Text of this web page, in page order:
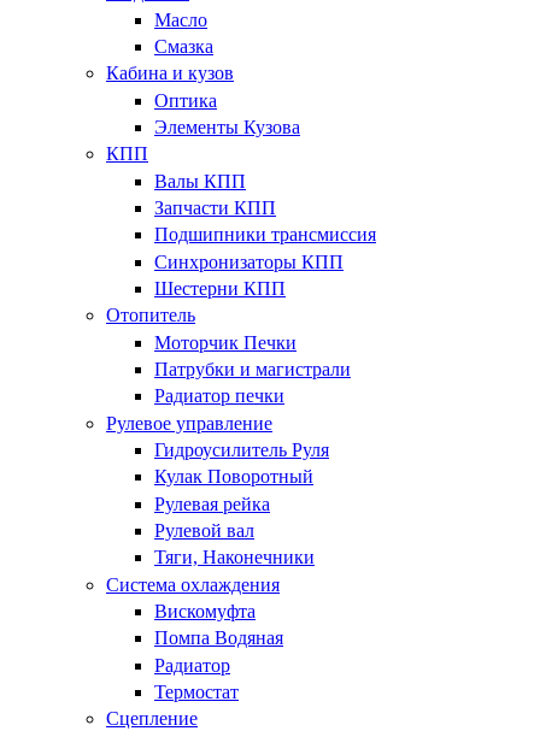
Масло
Смазка
Кабина и кузов
Оптика
Элементы Кузова
КПП
Валы КПП
Запчасти КПП
Подшипники трансмиссия
Синхронизаторы КПП
Шестерни КПП
Отопитель
Моторчик Печки
Патрубки и магистрали
Радиатор печки
Рулевое управление
Гидроусилитель Руля
Кулак Поворотный
Рулевая рейка
Рулевой вал
Тяги, Наконечники
Система охлаждения
Вискомуфта
Помпа Водяная
Радиатор
Термостат
Сцепление